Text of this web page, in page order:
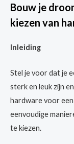
Bouw je
kiezen van
Inleiding
Stel je voor dat je
sterk en leuk zijn
hardware voor
eenvoudige
te kiezen.